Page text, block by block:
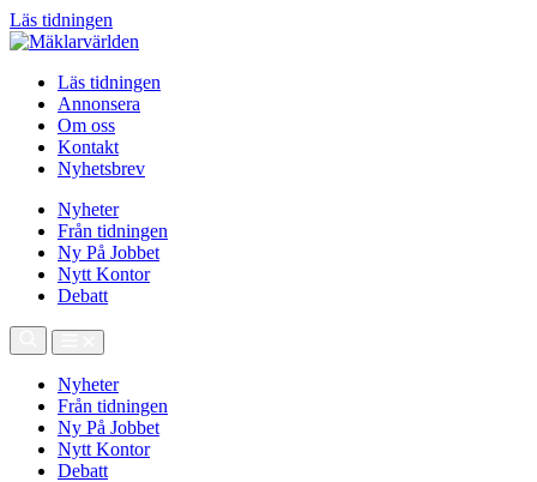
Läs tidningen
Läs tidningen
Annonsera
Om oss
Kontakt
Nyhetsbrev
Nyheter
Från tidningen
Ny På Jobbet
Nytt Kontor
Debatt
Nyheter
Från tidningen
Ny På Jobbet
Nytt Kontor
Debatt